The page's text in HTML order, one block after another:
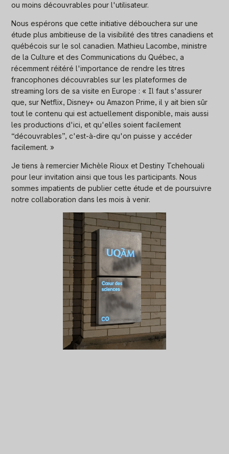
ou moins découvrables pour l'utilisateur.
Nous espérons que cette initiative débouchera sur une
étude plus ambitieuse de la visibilité des titres canadiens et
québécois sur le sol canadien. Mathieu Lacombe, ministre
de la Culture et des Communications du Québec, a
récemment réitéré l'importance de rendre les titres
francophones découvrables sur les plateformes de
streaming lors de sa visite en Europe : « Il faut s'assurer
que, sur Netflix, Disney+ ou Amazon Prime, il y ait bien sûr
tout le contenu qui est actuellement disponible, mais aussi
les productions d'ici, et qu'elles soient facilement
“découvrables”, c'est-à-dire qu'on puisse y accéder
facilement. »
Je tiens à remercier Michèle Rioux et Destiny Tchehouali
pour leur invitation ainsi que tous les participants. Nous
sommes impatients de publier cette étude et de poursuivre
notre collaboration dans les mois à venir.